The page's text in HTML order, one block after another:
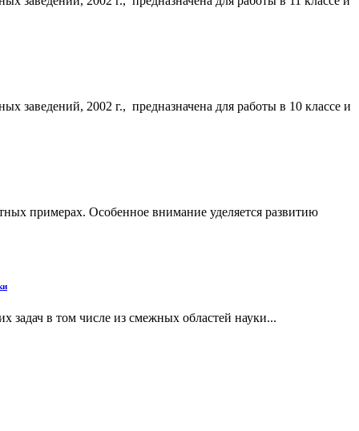
заведений, 2002 г., предназначена для работы в 10 классе и
примерах. Особенное внимание уделяется развитию
задач в том числе из смежных областей науки...